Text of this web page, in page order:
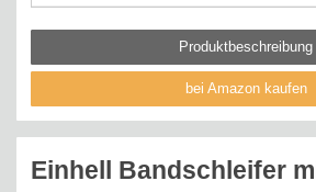
Produktbeschreibung
bei Amazon kaufen
Einhell Bandschleifer